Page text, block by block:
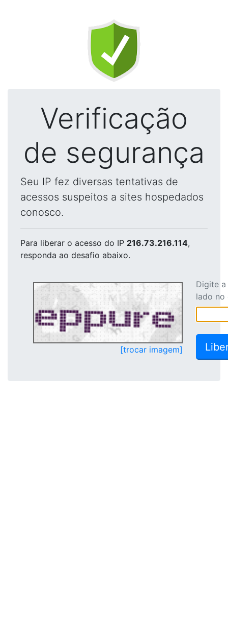
Verificação
de segurança
Seu IP fez diversas tentativas de
acessos suspeitos a sites hospedados
conosco.
Para liberar o acesso do IP 216.73.216.114,
responda ao desafio abaixo.
[trocar imagem]
Digite
lado no